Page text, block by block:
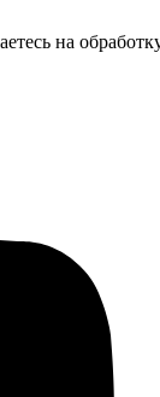
на